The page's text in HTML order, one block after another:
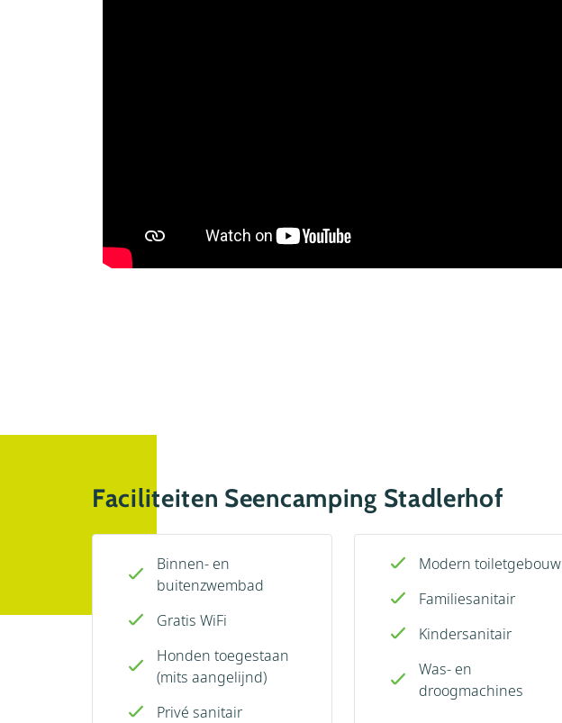
Faciliteiten Seencamping Stadlerhof
Binnen- en
buitenzwembad
Gratis WiFi
Honden toegestaan
(mits aangelijnd)
Privé sanitair
Modern toiletgebouw
Familiesanitair
Kindersanitair
Was- en
droogmachines